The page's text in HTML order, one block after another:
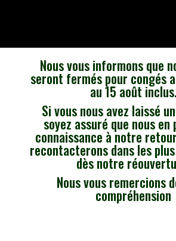
Nous vous informons que
seront fermés pour congés
au 15 août inclus.
Si vous nous avez laissé
soyez assuré que nous en
connaissance à notre
recontacterons dans les
dès notre
Nous vous remercions
compréhension